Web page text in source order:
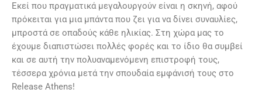
Εκεί που πραγματικά μεγαλουργούν είναι η σκηνή, αφού
πρόκειται για μια μπάντα που ζει για να δίνει συναυλίες,
μπροστά σε οπαδούς κάθε ηλικίας. Στη χώρα μας το
έχουμε διαπιστώσει πολλές φορές και το ίδιο θα συμβεί
και σε αυτή την πολυαναμενόμενη επιστροφή τους,
τέσσερα χρόνια μετά την σπουδαία εμφάνισή τους στο
Release Athens!